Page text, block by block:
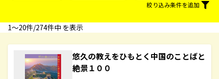
絞り込み条件を追加
1〜20件/274件中 を表示
悠久の教えをひもとく中国のことばと
絶景１００